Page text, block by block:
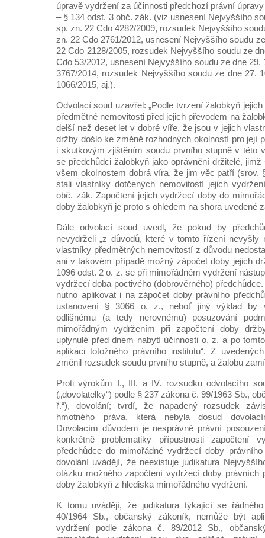
úpravě vydržení za účinnosti předchozí právní úpravy
– § 134 odst. 3 obč. zák. (viz usnesení Nejvyššího
sp. zn. 22 Cdo 4282/2009, rozsudek Nejvyššího
zn. 22 Cdo 2761/2012, usnesení Nejvyššího soudu
22 Cdo 2128/2005, rozsudek Nejvyššího soudu ze
Cdo 53/2012, usnesení Nejvyššího soudu ze dne 29.
3767/2014, rozsudek Nejvyššího soudu ze dne 27.
1066/2015, aj.).
Odvolací soud uzavřel: „Podle tvrzení žalobkyň
předmětné nemovitosti před jejich převodem na
delší než deset let v dobré víře, že jsou v jejich
držby došlo ke změně rozhodných okolností pro její
i skutkovým zjištěním soudu prvního stupně v této
se předchůdci žalobkyň jako oprávnění držitelé,
všem okolnostem dobrá víra, že jim věc patří (srov.
stali vlastníky dotčených nemovitostí jejich
obč. zák. Započtení jejich vydržecí doby do
doby žalobkyň je proto s ohledem na shora uvedené
Dále odvolací soud uvedl, že pokud by
nevydrželi „z důvodů, které v tomto řízení nevyšly
vlastníky předmětných nemovitostí z důvodu
ani v takovém případě možný zápočet doby jejich
1096 odst. 2 o. z. se při mimořádném vydržení
vydržecí doba poctivého (dobrověrného)
nutno aplikovat i na zápočet doby právního
ustanovení § 3066 o. z., neboť jiný výklad by
odlišnému (a tedy nerovnému) posuzování
mimořádným vydržením při započtení doby
uplynulé před dnem nabytí účinnosti o. z. a po
aplikaci totožného právního institutu“. Z
změnil rozsudek soudu prvního stupně, a žalobu
Proti výrokům I., III. a IV. rozsudku odvolacího
(„dovolatelky“) podle § 237 zákona č. 99/1963 Sb.,
ř.“), dovolání; tvrdí, že napadený rozsudek
hmotného práva, která nebyla dosud
Dovolacím důvodem je nesprávné právní
konkrétně problematiky přípustnosti započtení
předchůdce do mimořádné vydržecí doby
dovolání uvádějí, že neexistuje judikatura
otázku možného započtení vydržecí doby právních
doby žalobkyň z hlediska mimořádného vydržení.
K tomu uvádějí, že judikatura týkající se
40/1964 Sb., občanský zákoník, nemůže být
vydržení podle zákona č. 89/2012 Sb.,